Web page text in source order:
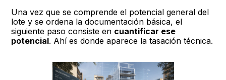
Una vez que se comprende el potencial general del
lote y se ordena la documentación básica, el
siguiente paso consiste en cuantificar ese
potencial. Ahí es donde aparece la tasación técnica.